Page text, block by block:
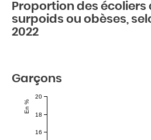
Proportion des écoliers
surpoids ou obèses,
2022
Garçons
En %
16
18
20